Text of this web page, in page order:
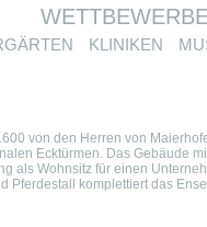
KLINIKEN
von den Herren von
Ecktürmen. Das Gebäude
als Wohnsitz für einen
Pferdestall komplettiert das